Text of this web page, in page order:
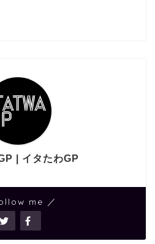
| イタたわGP
me ／